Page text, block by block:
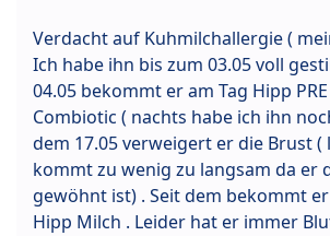
Verdacht auf Kuhmilchallergie (
Ich habe ihn bis zum 03.05 voll
04.05 bekommt er am Tag Hipp
Combiotic ( nachts habe ich ihn
dem 17.05 verweigert er die Brust (
kommt zu wenig zu langsam da er
gewöhnt ist) . Seit dem bekommt
Hipp Milch . Leider hat er immer